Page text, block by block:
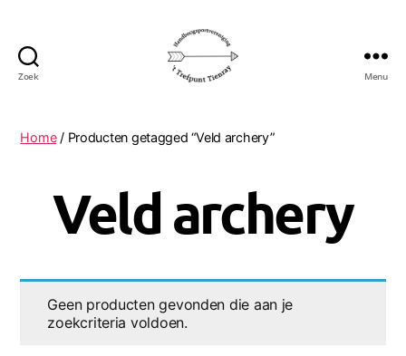
Zoek
Trefpunt
Menu
Home/ Producten getagged “Veld archery”
Veld archery
Geen producten gevonden die aan je
zoekcriteria voldoen.